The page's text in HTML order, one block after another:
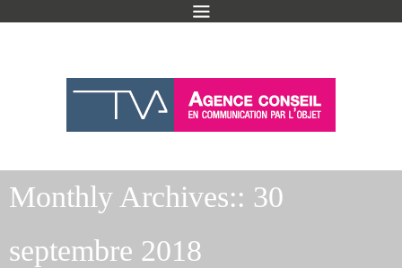
Monthly Archives:: 30
septembre 2018